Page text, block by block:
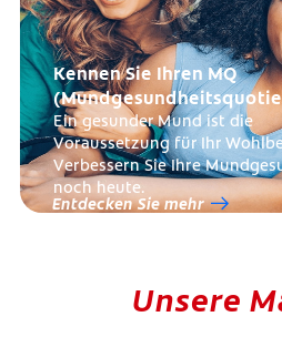
Kennen Sie Ihren MQ
Ein gesunder Mund ist die
Voraussetzung für Ihr
Verbessern Sie Ihre
noch heute.
Entdecken Sie mehr
Unsere